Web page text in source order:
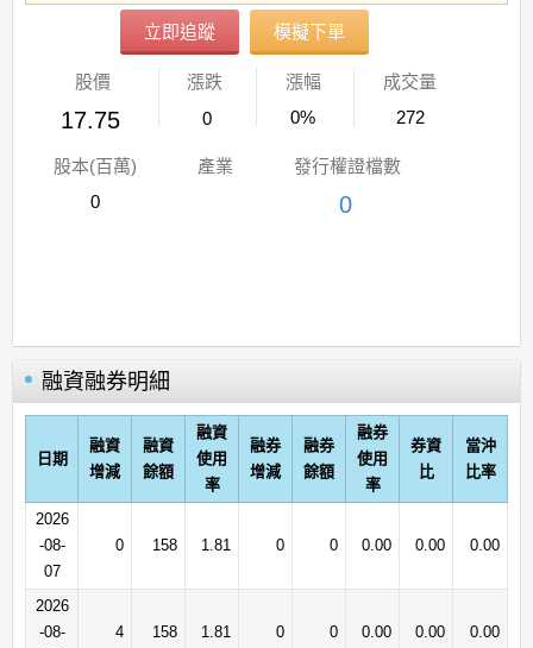
立即追蹤 模擬下單
股價
17.75
漲跌
0
漲幅
0%
成交量
272
股本(百萬)
0
產業 發行權證檔數
0
融資融券明細
日期
融資
增減
融資
餘額
融資
使用
率
融券
增減
融券
餘額
融券
使用
率
券資
比
當沖
比率
2026
-08-
07
0 158 1.81 0 0 0.00 0.00 0.00
2026
-08-
4 158 1.81 0 0 0.00 0.00 0.00